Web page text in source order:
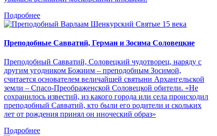
Подробнее
Святые 15 века
Преподобные Савватий, Герман и Зосима Соловецкие
Преподобный Савватий, Соловецкий чудотворец, наряду с
другим угодником Божиим – преподобным Зосимой,
считается основателем величайшей святыни Архангельской
земли – Спасо-Преображенской Соловецкой обители. «Не
сохранилось известий, из какого города или села происходил
преподобный Савватий, кто были его родители и скольких
лет от рождения принял он иноческий образ»
Подробнее